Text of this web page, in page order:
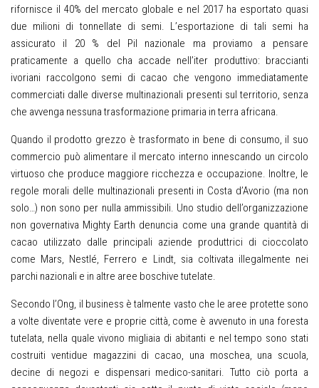
rifornisce il 40% del mercato globale e nel 2017 ha esportato quasi
due milioni di tonnellate di semi. L’esportazione di tali semi ha
assicurato il 20 % del Pil nazionale ma proviamo a pensare
praticamente a quello cha accade nell’iter produttivo: braccianti
ivoriani raccolgono semi di cacao che vengono immediatamente
commerciati dalle diverse multinazionali presenti sul territorio, senza
che avvenga nessuna trasformazione primaria in terra africana.
Quando il prodotto grezzo è trasformato in bene di consumo, il suo
commercio può alimentare il mercato interno innescando un circolo
virtuoso che produce maggiore ricchezza e occupazione. Inoltre, le
regole morali delle multinazionali presenti in Costa d’Avorio (ma non
solo…) non sono per nulla ammissibili. Uno studio dell’organizzazione
non governativa Mighty Earth denuncia come una grande quantità di
cacao utilizzato dalle principali aziende produttrici di cioccolato
come Mars, Nestlé, Ferrero e Lindt, sia coltivata illegalmente nei
parchi nazionali e in altre aree boschive tutelate.
Secondo l’Ong, il business è talmente vasto che le aree protette sono
a volte diventate vere e proprie città, come è avvenuto in una foresta
tutelata, nella quale vivono migliaia di abitanti e nel tempo sono stati
costruiti ventidue magazzini di cacao, una moschea, una scuola,
decine di negozi e dispensari medico-sanitari. Tutto ciò porta a